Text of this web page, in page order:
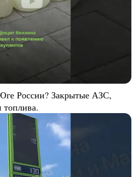
России? Закрытые АЗС,